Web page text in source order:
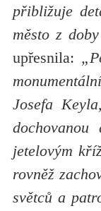
přibližuje
město z
upřesnila:
Josefa
jetelovým
rovněž
světců a